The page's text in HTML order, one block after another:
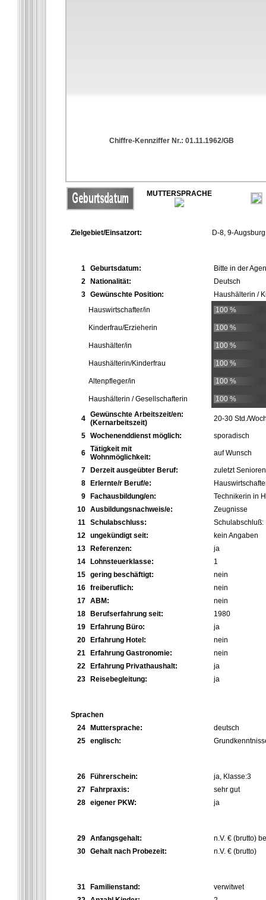
Chiffre-Kennziffer Nr.: 01.11.1962/GB
MUTTERSPRACHE
Zielgebiet/Einsatzort: D-8, 9-
1 Geburtsdatum:
Bitte in der
2
Nationalität:
Deutsch
3 Gewünschte Position:
Haushälterin /
Hauswirtschafter/in
100 %
Kinderfrau/Erzieherin 100 %
Haushälter/in 100 %
Haushälterin/Kinderfrau 100 %
Altenpfleger/in 100 %
Haushälterin / Gesellschafterin 100 %
4 Gewünschte Arbeitszeit/en:
(Kernarbeitszeit)
20-30 Std./
5 Wochenenddienst möglich: sporadisch
6 Tätigkeit mit
Wohnmöglichkeit:
auf Wunsch
7 Derzeit ausgeübter Beruf:
zuletzt
8
Erlernte/r Beruf/e:
9
Fachausbildung/en:
Technikerin in
10 Ausbildungsnachweis/e:
Zeugnisse
11 Schulabschluss:
Schulabschluß:
12 ungekündigt seit:
kein Angaben
13
Referenzen:
ja
14
Lohnsteuerklasse:
1
15 gering beschäftigt:
nein
16 freiberuflich:
nein
17 ABM:
nein
18
Berufserfahrung seit:
1980
19
Erfahrung Büro:
ja
20
Erfahrung Hotel:
nein
21
Erfahrung Gastronomie:
nein
22
Erfahrung Privathaushalt:
ja
23
Reisebegleitung: ja
Sprachen
24
Muttersprache:
deutsch
25 englisch:
26 Führerschein:
ja, Klasse:3
27
Fahrpraxis:
sehr gut
28 eigener PKW: ja
29 Anfangsgehalt:
n.V. € (brutto)
30 Gehalt nach Probezeit: n.V. € (brutto)
31 Familienstand:
verwitwet